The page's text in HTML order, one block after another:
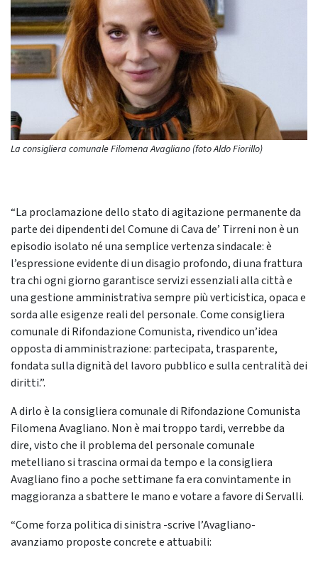
La consigliera comunale Filomena Avagliano (foto Aldo Fiorillo)
“La proclamazione dello stato di agitazione permanente da
parte dei dipendenti del Comune di Cava de’ Tirreni non è un
episodio isolato né una semplice vertenza sindacale: è
l’espressione evidente di un disagio profondo, di una frattura
tra chi ogni giorno garantisce servizi essenziali alla città e
una gestione amministrativa sempre più verticistica, opaca e
sorda alle esigenze reali del personale. Come consigliera
comunale di Rifondazione Comunista, rivendico un’idea
opposta di amministrazione: partecipata, trasparente,
fondata sulla dignità del lavoro pubblico e sulla centralità dei
diritti.”.
A dirlo è la consigliera comunale di Rifondazione Comunista
Filomena Avagliano. Non è mai troppo tardi, verrebbe da
dire, visto che il problema del personale comunale
metelliano si trascina ormai da tempo e la consigliera
Avagliano fino a poche settimane fa era convintamente in
maggioranza a sbattere le mano e votare a favore di Servalli.
“Come forza politica di sinistra -scrive l’Avagliano-
avanziamo proposte concrete e attuabili: